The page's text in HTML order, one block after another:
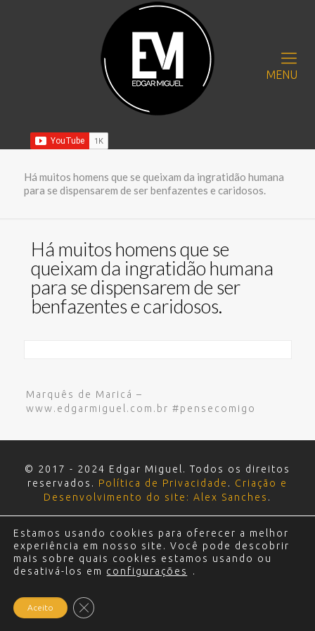
MENU
Há muitos homens que se queixam da ingratidão humana
para se dispensarem de ser benfazentes e caridosos.
Há muitos homens que se
queixam da ingratidão humana
para se dispensarem de ser
benfazentes e caridosos.
Marquês de Maricá –
www.edgarmiguel.com.br #pensecomigo
© 2017 - 2024 Edgar Miguel. Todos os direitos
reservados. Política de Privacidade . Criação e
Desenvolvimento do site: Alex Sanches .
Estamos usando cookies para oferecer a melhor
experiência em nosso site. Você pode descobrir
mais sobre quais cookies estamos usando ou
desativá-los em configurações .
Aceito Close GDPR Cookie Banner